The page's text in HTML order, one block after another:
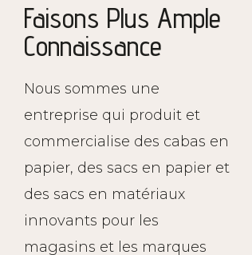
Faisons Plus Ample
Connaissance
Nous sommes une
entreprise qui produit et
commercialise des cabas en
papier, des sacs en papier et
des sacs en matériaux
innovants pour les
magasins et les marques